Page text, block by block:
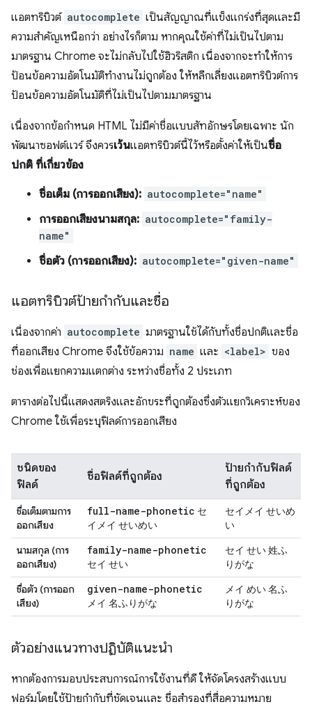
แอตทริบิวต์ autocomplete เป็นสัญญาณที่แข็งแกร่งที่สุดและมี
ความสำคัญเหนือกว่า อย่างไรก็ตาม หากคุณใช้ค่าที่ไม่เป็นไปตาม
มาตรฐาน Chrome จะไม่กลับไปใช้ฮิวริสติก เนื่องจากจะทำให้การ
ป้อนข้อความอัตโนมัติทำงานไม่ถูกต้อง ให้หลีกเลี่ยงแอตทริบิวต์การ
ป้อนข้อความอัตโนมัติที่ไม่เป็นไปตามมาตรฐาน
เนื่องจากข้อกำหนด HTML ไม่มีค่าชื่อแบบสัทอักษรโดยเฉพาะ นัก
พัฒนาซอฟต์แวร์ จึงควรเว้นแอตทริบิวต์นี้ไว้หรือตั้งค่าให้เป็นชื่อ
ปกติ ที่เกี่ยวข้อง
ชื่อเต็ม (การออกเสียง): autocomplete="name"
การออกเสียงนามสกุล: autocomplete="family-
name"
ชื่อตัว (การออกเสียง): autocomplete="given-name"
แอตทริบิวต์ป้ายกำกับและชื่อ
เนื่องจากค่า autocomplete มาตรฐานใช้ได้กับทั้งชื่อปกติและชื่อ
ที่ออกเสียง Chrome จึงใช้ข้อความ name และ <label> ของ
ช่องเพื่อแยกความแตกต่าง ระหว่างชื่อทั้ง 2 ประเภท
ตารางต่อไปนี้แสดงสตริงและอักขระที่ถูกต้องซึ่งตัวแยกวิเคราะห์ของ
Chrome ใช้เพื่อระบุฟิลด์การออกเสียง
ชนิดของ
ฟิลด์
ชื่อฟิลด์ที่ถูกต้อง
ป้ายกำกับฟิลด์
ที่ถูกต้อง
ชื่อเต็มตามการ
ออกเสียง
full-name-phonetic セ
イメイ せいめい
セイメイ せいめ
い
นามสกุล (การ
ออกเสียง)
family-name-phonetic
セイ せい
セイ せい 姓ふ
りがな
ชื่อตัว (การออก
เสียง)
given-name-phonetic
メイ 名ふりがな
メイ めい 名ふ
りがな
ตัวอย่างแนวทางปฏิบัติแนะนำ
หากต้องการมอบประสบการณ์การใช้งานที่ดี ให้จัดโครงสร้างแบบ
ฟอร์มโดยใช้ป้ายกำกับที่ชัดเจนและ ชื่อสำรองที่สื่อความหมาย